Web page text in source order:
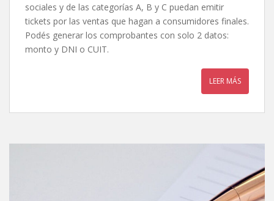
sociales y de las categorías A, B y C puedan emitir
tickets por las ventas que hagan a consumidores finales.
Podés generar los comprobantes con solo 2 datos:
monto y DNI o CUIT.
LEER MÁS